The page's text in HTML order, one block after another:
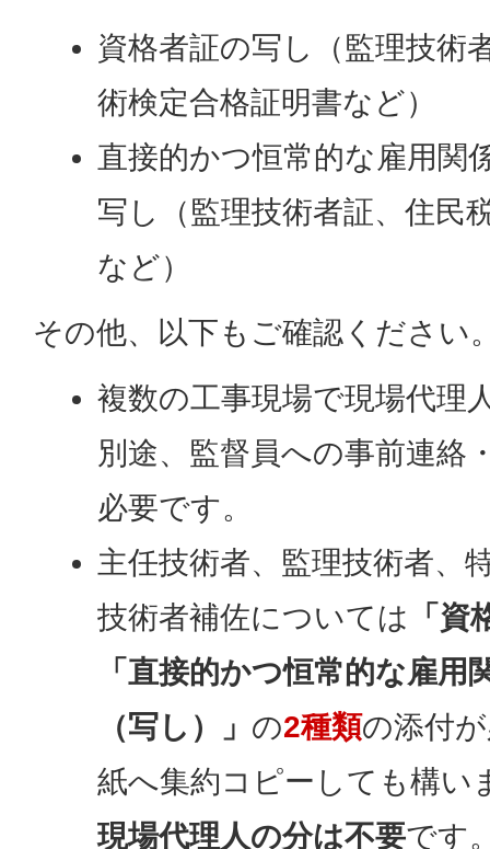
資格者証の写し（監理技術
術検定合格証明書など）
直接的かつ恒常的な雇用関
写し（監理技術者証、住民
など）
その他、以下もご確認ください
複数の工事現場で現場代理
別途、監督員への事前連絡
必要です。
主任技術者、監理技術者、
技術者補佐については
「
「直接的かつ恒常的な雇
（写し）」 の2種類の添付
紙へ集約コピーしても構い
現場代理人の分は不要です